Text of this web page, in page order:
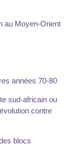
au Moyen-Orient
années 70-80
sud-africain ou
contre
blocs